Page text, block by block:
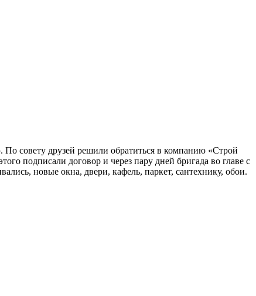
совету друзей решили обратиться в компанию «Строй
подписали договор и через пару дней бригада во главе с
новые окна, двери, кафель, паркет, сантехнику, обои.